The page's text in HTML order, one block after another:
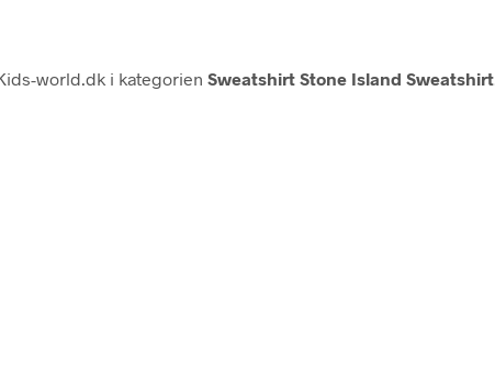
world.dk i kategorien Sweatshirt Stone Island Sweatshirt